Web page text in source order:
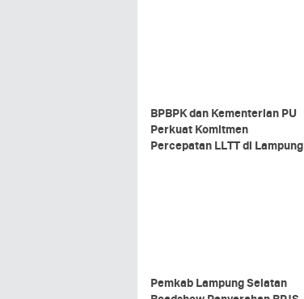
BPBPK dan Kementerian PU
Perkuat Komitmen
Percepatan LLTT di Lampung
Pemkab Lampung Selatan